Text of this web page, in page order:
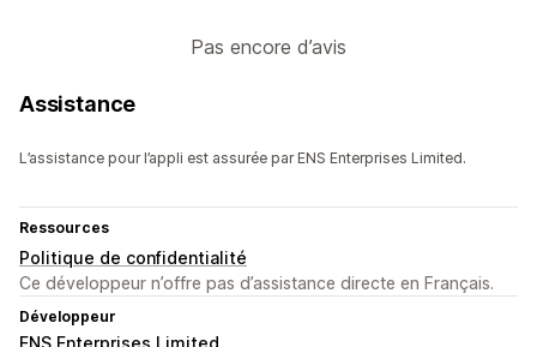
Pas encore d’avis
Assistance
L’assistance pour l’appli est assurée par ENS Enterprises Limited.
Ressources
Politique de confidentialité
Ce développeur n’offre pas d’assistance directe en Français.
Développeur